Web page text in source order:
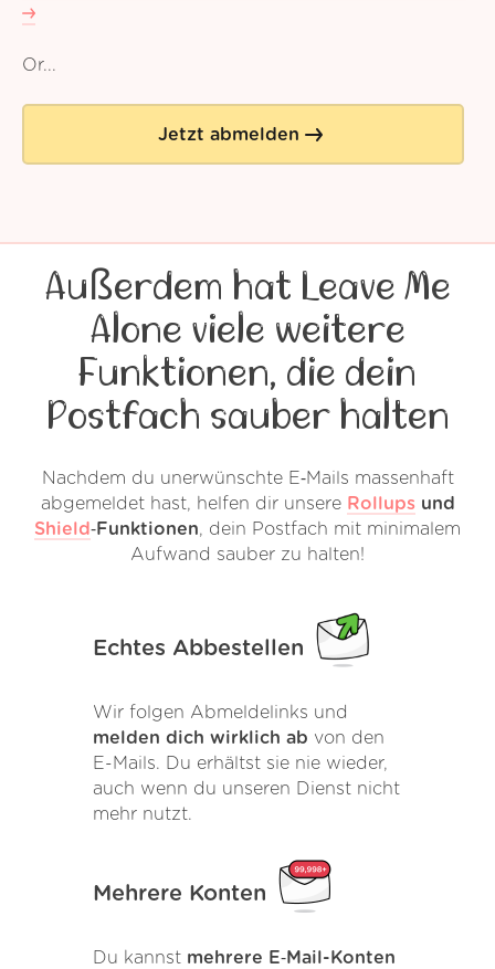
Or...
Jetzt abmelden
Außerdem hat Leave Me
Alone viele weitere
Funktionen, die dein
Postfach sauber halten
Nachdem du unerwünschte E‑Mails massenhaft
abgemeldet hast, helfen dir unsere Rollupsund
Shield‑Funktionen, dein Postfach mit minimalem
Aufwand sauber zu halten!
Echtes Abbestellen
Wir folgen Abmeldelinks und
melden dich wirklich ab von den
E-Mails. Du erhältst sie nie wieder,
auch wenn du unseren Dienst nicht
mehr nutzt.
Mehrere Konten
Du kannst mehrere E‑Mail-Konten